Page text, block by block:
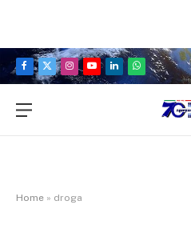
Facebook
X
Instagram
YouTubeLinkedInWhatsApp
Home » droga